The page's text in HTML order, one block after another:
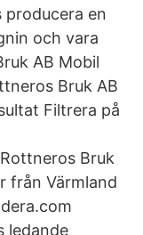
producera en
och vara
AB Mobil
Bruk AB
Filtrera på
Bruk
från Värmland
ledande